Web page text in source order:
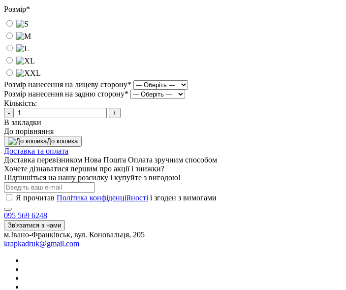
Розмір*
Розмір нанесення на лицеву сторону*
Розмір нанесення на задню сторону*
Кількість:
- +
В закладки
До порівняння
До кошика
Доставка та оплата
Доставка перевізником Нова Пошта Оплата зручним способом
Хочете дізнаватися першим про акції і знижки?
Підпишіться на нашу розсилку і купуйте з вигодою!
Я прочитав Політика конфіденційності і згоден з вимогами
095 569 6248
Зв'язатися з нами
м.Івано-Франківськ, вул. Коновальця, 205
krapkadruk@gmail.com